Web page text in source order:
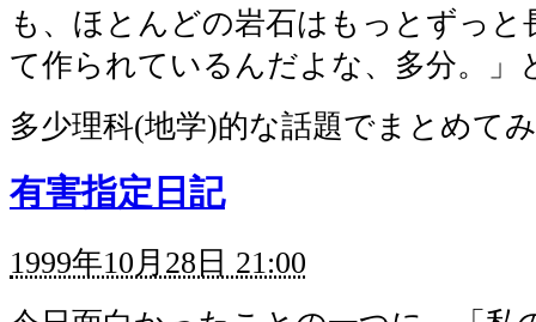
も、ほとんどの岩石はもっとずっと
て作られているんだよな、多分。」
多少理科(地学)的な話題でまとめて
有害指定日記
1999年10月28日 21:00